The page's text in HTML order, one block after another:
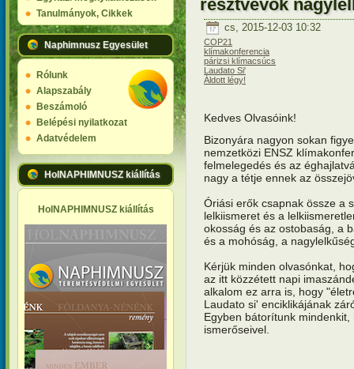
Tanulmányok, Cikkek
Naphimnusz Egyesület
Rólunk
Alapszabály
Beszámoló
Belépési nyilatkozat
Adatvédelem
HolNAPHIMNUSZ kiállítás
HolNAPHIMNUSZ kiállítás
résztvevők
cs, 2015-12-03 10:32
COP21
klímakonferencia
párizsi klímacsúcs
Laudato Si'
Áldott légy!
Kedves Olvasóink!
Bizonyára nagyon sokan
nemzetközi ENSZ
felmelegedés és az
nagy a tétje ennek az
Óriási erők csapnak össze a
lelkiismeret és a
okosság és az ostobaság, a
és a mohóság, a
Kérjük minden olvasónkat,
az itt közzétett napi
alkalom ez arra is, hogy
Laudato si' enciklikájának
Egyben bátorítunk
ismerőseivel.